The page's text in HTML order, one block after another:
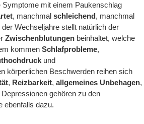
mit einem Paukenschlag
, manchmal schleichend, manchmal
der Wechseljahre stellt natürlich der
Zwischenblutungen beinhaltet, welche
kommen Schlafprobleme,
und
körperlichen Beschwerden reihen sich
, Reizbarkeit, allgemeines Unbehagen,
gehören zu den
ebenfalls dazu.